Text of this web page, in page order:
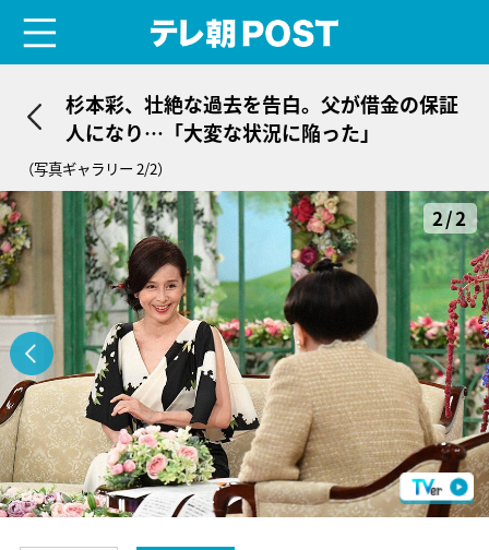
杉本彩、壮絶な過去を告白。父が借金の保証
人になり…「大変な状況に陥った」
（写真ギャラリー 2/2）
2/2